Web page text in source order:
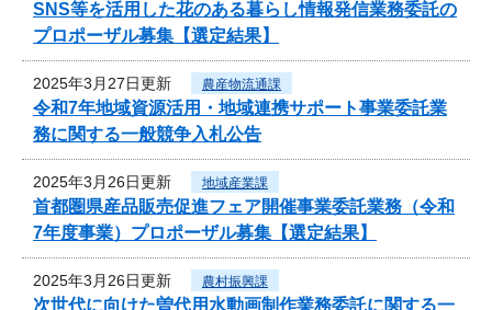
SNS等を活用した花のある暮らし情報発信業務委託の
プロポーザル募集【選定結果】
2025年3月27日更新 農産物流通課
令和7年地域資源活用・地域連携サポート事業委託業
務に関する一般競争入札公告
2025年3月26日更新 地域産業課
首都圏県産品販売促進フェア開催事業委託業務（令和
7年度事業）プロポーザル募集【選定結果】
2025年3月26日更新 農村振興課
次世代に向けた曽代用水動画制作業務委託に関する一